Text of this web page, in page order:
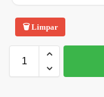
Limpar